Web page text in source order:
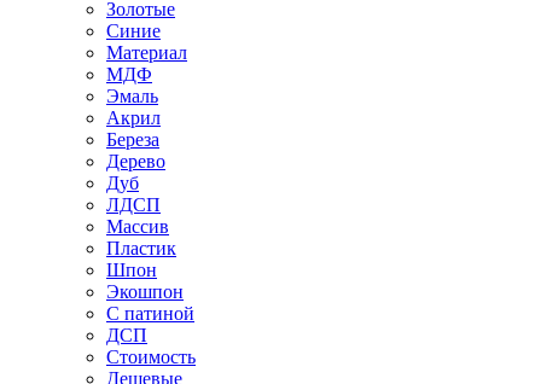
Золотые
Синие
Материал
МДФ
Эмаль
Акрил
Береза
Дерево
Дуб
ЛДСП
Массив
Пластик
Шпон
Экошпон
С патиной
ДСП
Стоимость
Дешевые